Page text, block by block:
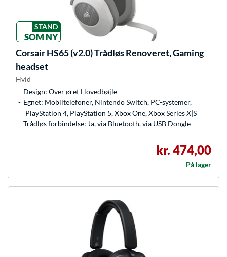
STAND
SOM NY
CorsairHS65 (v2.0) Trådløs Renoveret, Gaming
headset
Hvid
Design: Over øret Hovedbøjle
Egnet: Mobiltelefoner, Nintendo Switch, PC-systemer,
PlayStation 4, PlayStation 5, Xbox One, Xbox Series X|S
Trådløs forbindelse: Ja, via Bluetooth, via USB Dongle
kr. 474,00
På lager